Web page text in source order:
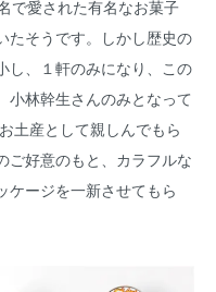
で愛された有名なお菓子
たそうです。しかし歴史の
し、１軒のみになり、この
小林幹生さんのみとなって
土産として親しんでもら
ご好意のもと、カラフルな
ケージを一新させてもら